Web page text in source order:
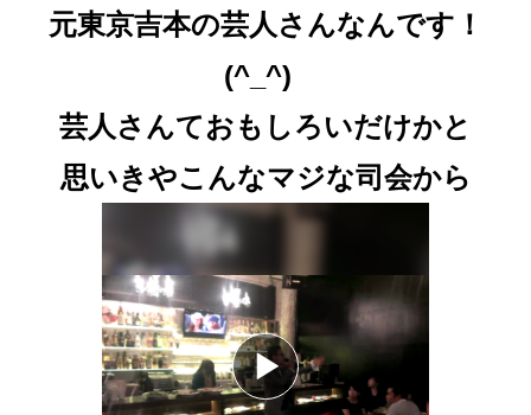
元東京吉本の芸人さんなんです！
(^_^)
芸人さんておもしろいだけかと
思いきやこんなマジな司会から